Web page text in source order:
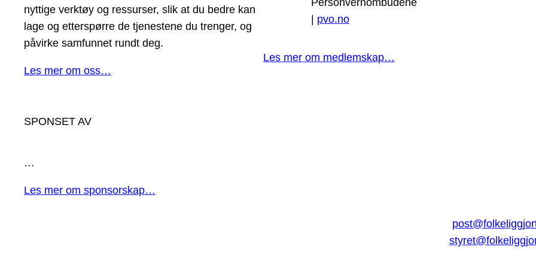
nyttige verktøy og ressurser, slik at du bedre kan
lage og etterspørre de tjenestene du trenger, og
påvirke samfunnet rundt deg.
Les mer om oss…
| pvo.no
Les mer om medlemskap…
SPONSET AV
…
Les mer om sponsorskap…